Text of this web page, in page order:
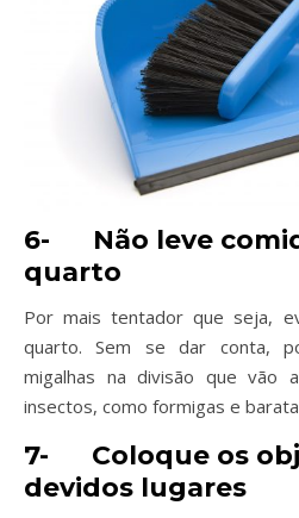
6- Não leve
quarto
Por mais tentador que seja,
quarto. Sem se dar conta,
migalhas na divisão que vão
insectos, como formigas e
7- Coloque os
devidos lugares